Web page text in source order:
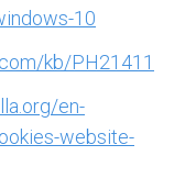
10
kb/PH21411
en-
website-